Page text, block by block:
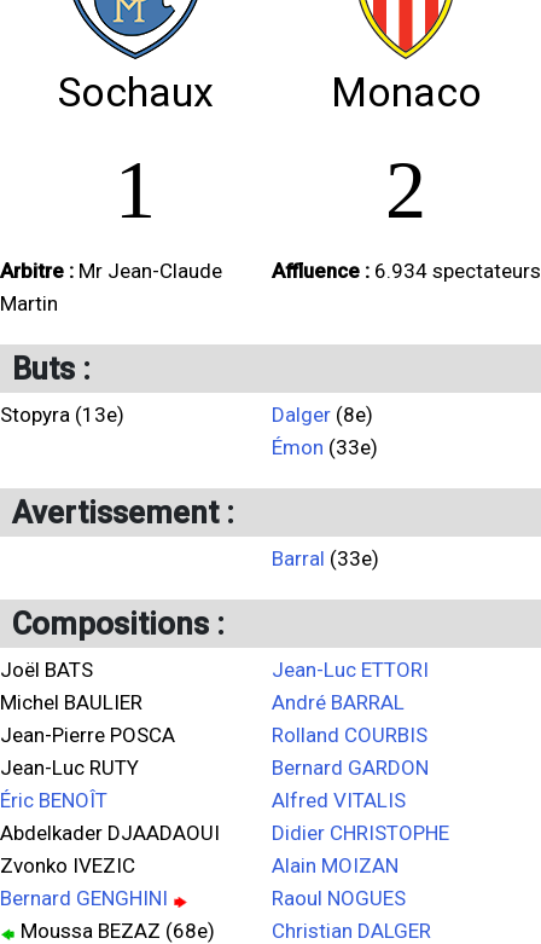
Sochaux Monaco
1 2
Arbitre : Mr Jean-Claude
Martin
Affluence : 6.934 spectateurs
Buts :
Stopyra (13e) Dalger (8e)
Émon (33e)
Avertissement :
Barral (33e)
Compositions :
Joël BATS
Michel BAULIER
Jean-Pierre POSCA
Jean-Luc RUTY
Éric BENOÎT
Abdelkader DJAADAOUI
Zvonko IVEZIC
Bernard GENGHINI
Moussa BEZAZ (68e)
Jean-Luc ETTORI
André BARRAL
Rolland COURBIS
Bernard GARDON
Alfred VITALIS
Didier CHRISTOPHE
Alain MOIZAN
Raoul NOGUES
Christian DALGER